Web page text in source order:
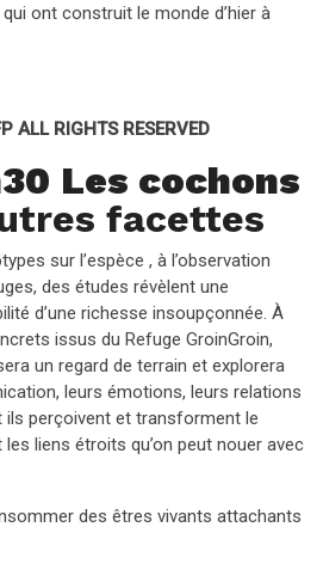
ont construit le monde d’hier à
ALL RIGHTS RESERVED
Les cochons
facettes
sur l’espèce , à l’observation
des études révèlent une
d’une richesse insoupçonnée. À
issus du Refuge GroinGroin,
un regard de terrain et explorera
leurs émotions, leurs relations
ils perçoivent et transforment le
liens étroits qu’on peut nouer avec
des êtres vivants attachants